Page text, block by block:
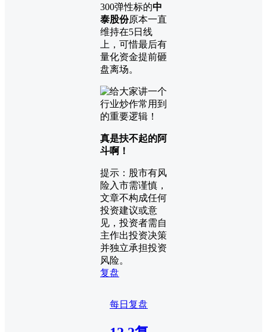
300弹性标的中
泰股份原本一直
维持在5日线
上，可惜最后有
量化资金提前砸
盘离场。
真是扶不起的阿
斗啊！
提示：股市有风
险入市需谨慎，
文章不构成任何
投资建议或意
见，投资者需自
主作出投资决策
并独立承担投资
风险。
复盘
每日复盘